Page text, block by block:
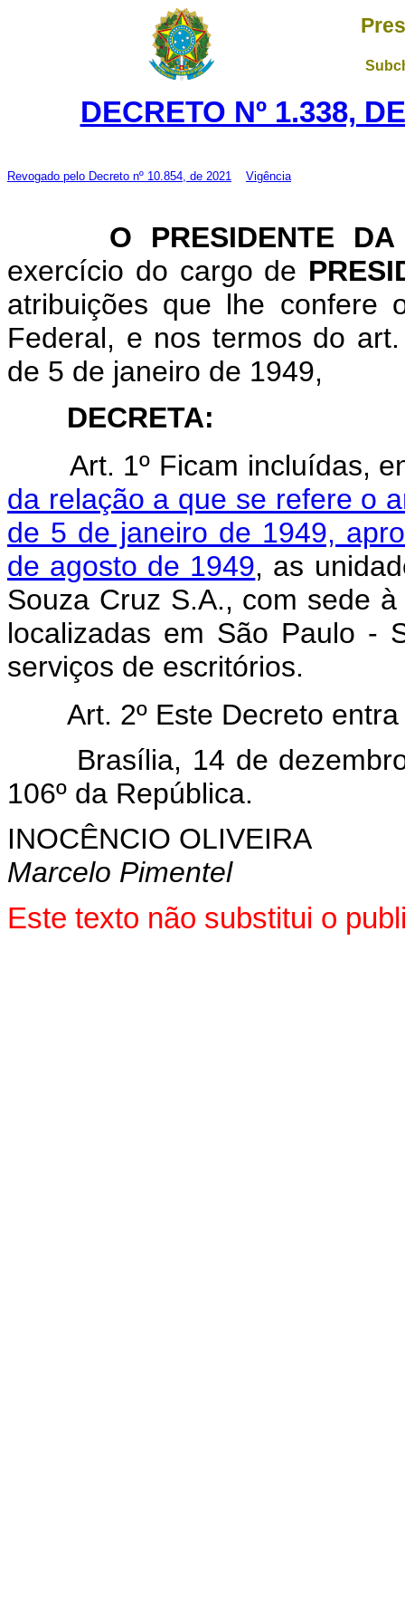
DECRETO Nº 1.338,
Revogado pelo Decreto nº 10.854, de 2021 Vigência
O PRESIDENTE
exercício do cargo de
atribuições que lhe confere
Federal, e nos termos do
de 5 de janeiro de 1949,
DECRETA:
Art. 1º Ficam incluídas,
da relação a que se refere o
de 5 de janeiro de 1949,
de agosto de 1949, as
Souza Cruz S.A., com sede
localizadas em São Paulo -
serviços de escritórios.
Art. 2º Este Decreto
Brasília, 14 de
106º da República.
INOCÊNCIO OLIVEIRA
Marcelo Pimentel
Este texto não substitui o